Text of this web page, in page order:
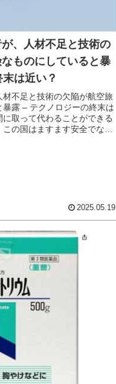
、人材不足と技術の
ものにしていると暴
は近い？
不足と技術の欠陥が航空旅
露 – テクノロジーの終末は
取って代わることができる
の国はますます安全でなく
2025.05.19